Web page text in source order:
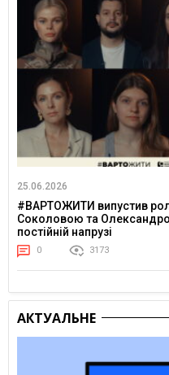
25.06.2026
#ВАРТОЖИТИ випустив
Соколовою та
постійній напрузі
0 3173
АКТУАЛЬНЕ